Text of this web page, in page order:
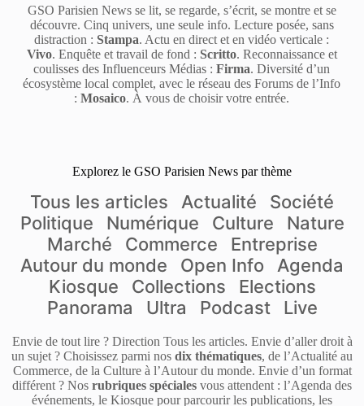
GSO Parisien News se lit, se regarde, s’écrit, se montre et se
découvre. Cinq univers, une seule info. Lecture posée, sans
distraction : Stampa. Actu en direct et en vidéo verticale :
Vivo. Enquête et travail de fond : Scritto. Reconnaissance et
coulisses des Influenceurs Médias :Firma. Diversité d’un
écosystème local complet, avec le réseau des Forums de l’Info
:Mosaico. À vous de choisir votre entrée.
Explorez le GSO Parisien News par thème
Tous les articles Actualité
Société
Politique
Numérique Culture
Nature
Marché
Commerce
Entreprise
Autour du monde
Open Info
Agenda
Kiosque
Collections
Elections
Panorama
Ultra Podcast Live
Envie de tout lire ? Direction Tous les articles. Envie d’aller droit à
un sujet ? Choisissez parmi nos dix thématiques, de l’Actualité au
Commerce, de la Culture à l’Autour du monde. Envie d’un format
différent ? Nos rubriques spéciales vous attendent : l’Agenda des
événements, le Kiosque pour parcourir les publications, les